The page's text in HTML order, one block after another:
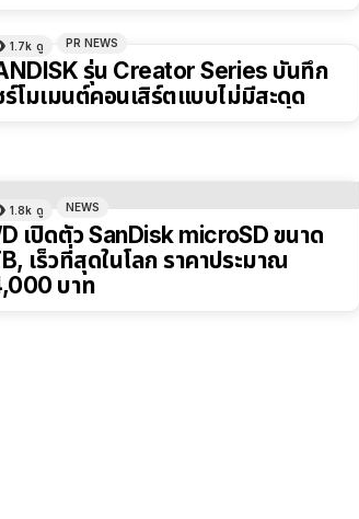
1.7k ดู PR NEWS
รุ่น Creator Series บันทึก
ร์โมเมนต์คอนเสิร์ตแบบไม่มีสะดุด
1.8k ดู NEWS
เปิดตัว SanDisk microSD ขนาด
เร็วที่สุดในโลก ราคาประมาณ
บาท